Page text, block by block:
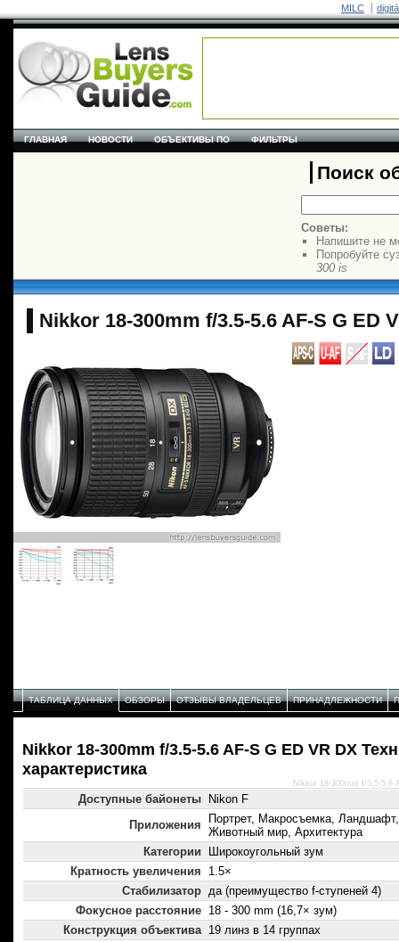
MILC
ГЛАВНАЯ НОВОСТИ ОБЪЕКТИВЫ ПО ФИЛЬТРЫ
Поиск
Советы:
Напишите не
Попробуйте
300 is
Nikkor 18-300mm f/3.5-5.6 AF-S G ED
ТАБЛИЦА ДАННЫХ ОБЗОРЫ ОТЗЫВЫ ВЛАДЕЛЬЦЕВ ПРИНАДЛЕЖНОСТИ
Nikkor 18-300mm f/3.5-5.6 AF-S G ED VR DX
характеристика
Доступные байонеты
Nikon F
Приложения
Портрет, Макросъемка,
Животный мир, Архитектура
Категории
Широкоугольный зум
Кратность увеличения
1.5×
Стабилизатор да (преимущество f-ступеней 4)
Фокусное расстояние 18 - 300 mm (16,7× зум)
Конструкция объектива 19 линз в 14 группах
Nikkor 18-300mm f/3.5-5.6